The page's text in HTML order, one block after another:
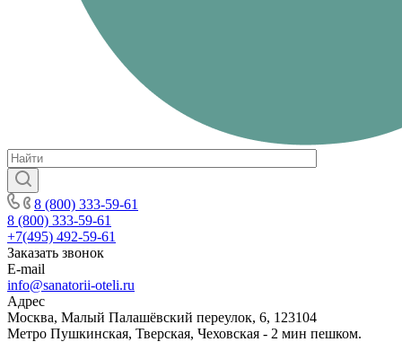
8 (800) 333-59-61
8 (800) 333-59-61
+7(495) 492-59-61
Заказать звонок
E-mail
info@sanatorii-oteli.ru
Адрес
Москва, Малый Палашёвский переулок, 6, 123104
Метро Пушкинская, Тверская, Чеховская - 2 мин пешком.